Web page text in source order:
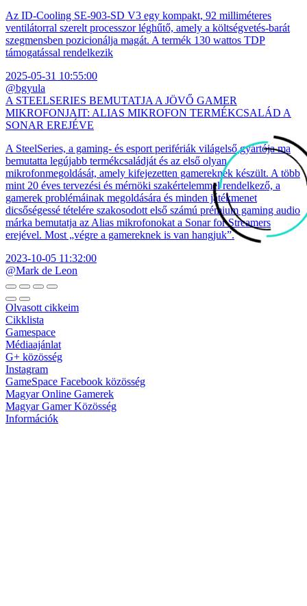
Az ID-Cooling SE-903-SD V3 egy kompakt, 92 milliméteres
ventilátorral szerelt processzor léghűtő, amely a költségvetés-barát
szegmensben pozicionálja magát. A termék 130 wattos TDP
támogatással rendelkezik
2025-05-31 10:55:00
@bgyula
A STEELSERIES BEMUTATJA A JÖVŐ GAMER
MIKROFONJAIT: ALIAS MIKROFON TERMÉKCSALÁD A
SONAR EREJÉVE
A SteelSeries, a gaming- és esport perifériák világelső gyártója ma
bemutatta legújabb termékcsaládját és az első olyan
mikrofonmegoldását, amely kifejezetten gamereknek készült. A több
mint 20 éves tervezési és mérnöki szakértelemmel rendelkező, a
gamerek problémáinak megoldására és minden játékmenet
dicsőségessé tételére szakosodott első számú prémium gaming audio
márka bemutatja az Alias mikrofonokat a Sonar for Streamers
erejével. Most „végre a gamereknek is van hangjuk”.
2023-10-05 11:32:00
@Mark de Leon
Olvasott cikkeim
Cikklista
Gamespace
Médiaajánlat
G+ közösség
Instagram
GameSpace Facebook közösség
Magyar Online Gamerek
Magyar Gamer Közösség
Információk